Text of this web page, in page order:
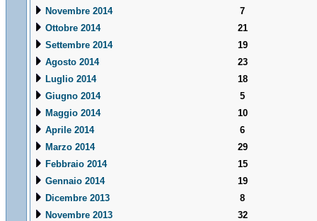
Novembre 2014
7
Ottobre 2014
21
Settembre 2014
19
Agosto 2014
23
Luglio 2014
18
Giugno 2014
5
Maggio 2014
10
Aprile 2014
6
Marzo 2014
29
Febbraio 2014
15
Gennaio 2014
19
Dicembre 2013
8
Novembre 2013
32